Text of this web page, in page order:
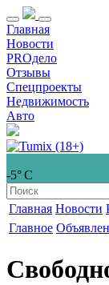
Главная
Новости
PROдело
Отзывы
Спецпроекты
Недвижимость
Авто
-5° С
Главная Новости
Главное